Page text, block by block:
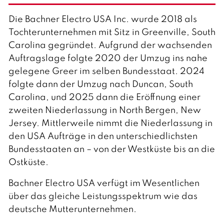
Die Bachner Electro USA Inc. wurde 2018 als
Tochterunternehmen mit Sitz in Greenville, South
Carolina gegründet. Aufgrund der wachsenden
Auftragslage folgte 2020 der Umzug ins nahe
gelegene Greer im selben Bundesstaat. 2024
folgte dann der Umzug nach Duncan, South
Carolina, und 2025 dann die Eröffnung einer
zweiten Niederlassung in North Bergen, New
Jersey. Mittlerweile nimmt die Niederlassung in
den USA Aufträge in den unterschiedlichsten
Bundesstaaten an – von der Westküste bis an die
Ostküste.
Bachner Electro USA verfügt im Wesentlichen
über das gleiche Leistungsspektrum wie das
deutsche Mutterunternehmen.